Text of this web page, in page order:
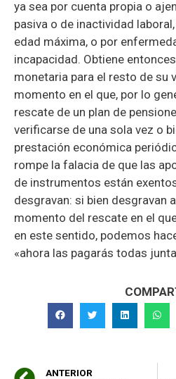
ya sea por cuenta propia o
pasiva o de inactividad
edad máxima, o por
incapacidad. Obtiene
monetaria para el resto de su
momento en el que, por lo
rescate de un plan de
verificarse de una sola vez o
prestación económica
rompe la falacia de que las
de instrumentos están
desgravan: si bien desgravan
momento del rescate en el
en este sentido, podemos
«ahora las pagarás todas
ANTERIOR